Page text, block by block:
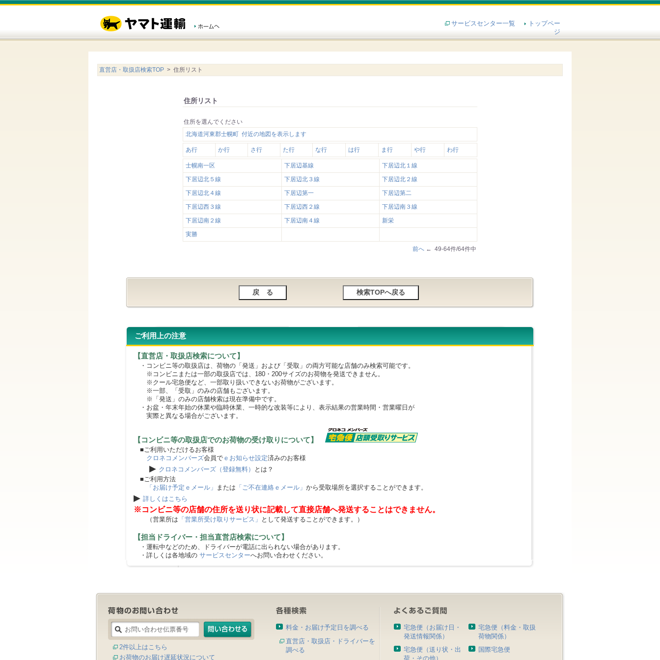
サービスセンター一覧
トップペー
ジ
直営店・取扱店検索TOP > 住所リスト
住所リスト
住所を選んでください
北海道河東郡士幌町 付近の地図を表示します
あ行 か行 さ行 た行 な行 は行 ま行 や行 わ行
士幌南一区 下居辺基線
下居辺北１線
下居辺北５線
下居辺北３線
下居辺北２線
下居辺北４線
下居辺第一
下居辺第二
下居辺西３線
下居辺西２線
下居辺南３線
下居辺南２線
下居辺南４線
新栄
実勝
前へ ← 49-64件/64件中
ご利用上の注意
【直営店・取扱店検索について】
・コンビニ等の取扱店は、荷物の「発送」および「受取」の両方可能な店舗のみ検索可能です。
※コンビニまたは一部の取扱店では、180・200サイズのお荷物を発送できません。
※クール宅急便など、一部取り扱いできないお荷物がございます。
※一部、「受取」のみの店舗もございます。
※「発送」のみの店舗検索は現在準備中です。
・お盆・年末年始の休業や臨時休業、一時的な改装等により、表示結果の営業時間・営業曜日が
実際と異なる場合がございます。
【コンビニ等の取扱店でのお荷物の受け取りについて】
■ご利用いただけるお客様
クロネコメンバーズ会員で ｅお知らせ設定済みのお客様
▶ クロネコメンバーズ（登録無料）
とは？
■ご利用方法
「お届け予定ｅメール」 または 「ご不在連絡ｅメール」 から受取場所を選択することができます。
▶ 詳しくはこちら
※コンビニ等の店舗の住所を送り状に記載して直接店舗へ発送することはできません。
（営業所は 「営業所受け取りサービス」 として発送することができます。）
【担当ドライバー・担当直営店検索について】
・運転中などのため、ドライバーが電話に出られない場合があります。
・詳しくは各地域の サービスセンターへお問い合わせください。
2件以上はこちら
お荷物のお届け遅延状況について
料金・お届け予定日を調べる
直営店・取扱店・ドライバーを
調べる
宅急便（お届け日・
発送情報関係）
宅急便（料金・取扱
荷物関係）
宅急便（送り状・出
荷・その他）
国際宅急便